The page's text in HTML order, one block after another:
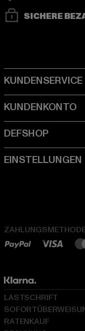
SICHERE
LASTSCHRIFT
RATENKAUF